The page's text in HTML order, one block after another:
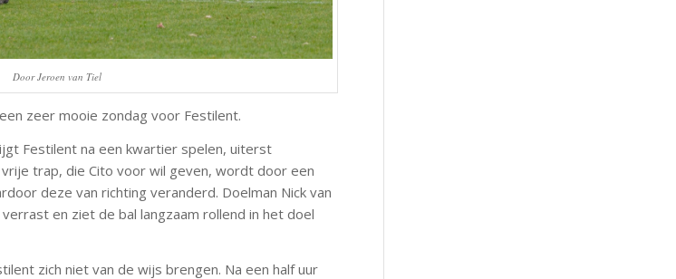
Door Jeroen van Tiel
zeer mooie zondag voor Festilent.
Festilent na een kwartier spelen, uiterst
trap, die Cito voor wil geven, wordt door een
deze van richting veranderd. Doelman Nick van
en ziet de bal langzaam rollend in het doel
zich niet van de wijs brengen. Na een half uur